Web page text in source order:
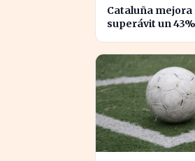
Cataluña mejora
superávit un